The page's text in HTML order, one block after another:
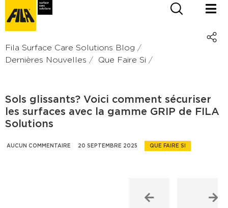
Fila Surface Care Solutions Blog
Dernières Nouvelles
Que Faire Si
Sols glissants? Voici comment sécuriser
les surfaces avec la gamme GRIP de FILA
Solutions
AUCUN COMMENTAIRE 20 SEPTEMBRE 2025 QUE FAIRE SI